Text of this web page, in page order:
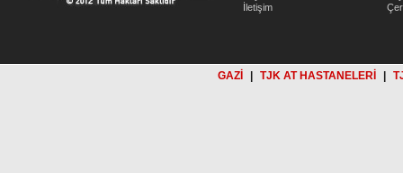
İletişim
GAZİ TJK AT HASTANELERİ